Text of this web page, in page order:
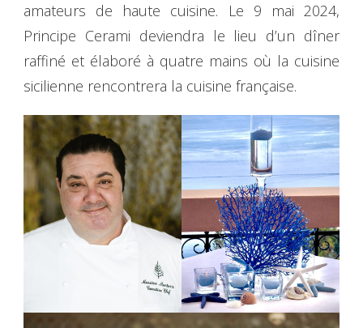
amateurs de haute cuisine. Le 9 mai 2024,
Principe Cerami deviendra le lieu d’un dîner
raffiné et élaboré à quatre mains où la cuisine
sicilienne rencontrera la cuisine française.